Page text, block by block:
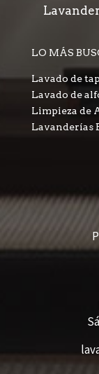
LO MÁS
Lavado de
Lavado de
Limpieza de
Lavanderías